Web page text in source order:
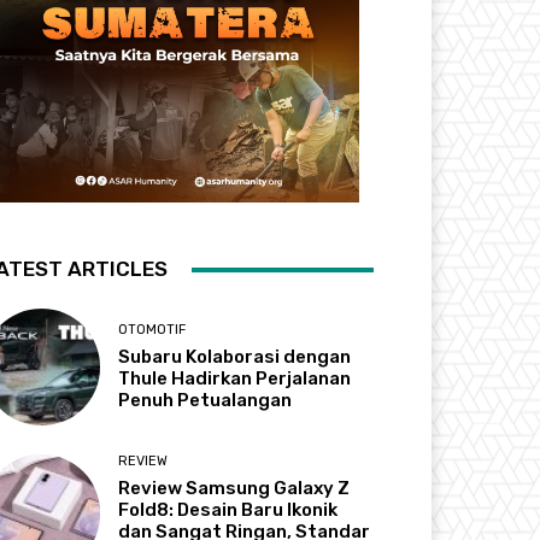
ARTICLES
OTOMOTIF
Subaru Kolaborasi dengan
Thule Hadirkan Perjalanan
Penuh Petualangan
REVIEW
Review Samsung Galaxy Z
Fold8: Desain Baru Ikonik
dan Sangat Ringan, Standar